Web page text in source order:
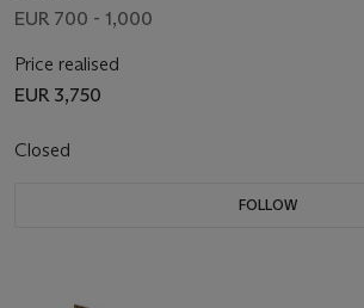
EUR 700 - 1,000
Price realised
EUR 3,750
Closed
FOLLOW